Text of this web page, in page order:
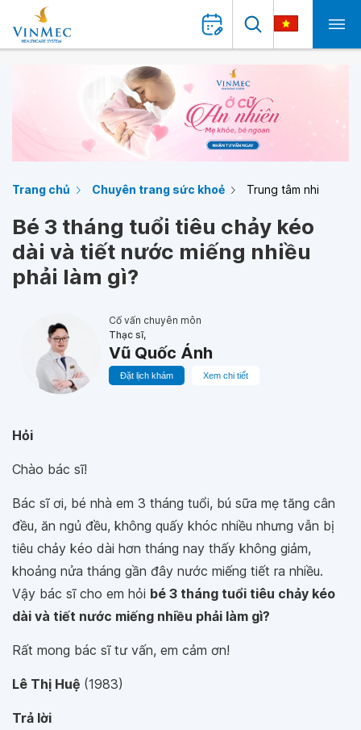
Trang chủ Chuyên trang sức khoẻ Trung tâm nhi
Bé 3 tháng tuổi tiêu chảy kéo
dài và tiết nước miếng nhiều
phải làm gì?
Cố vấn chuyên môn
Thạc sĩ,
Vũ Quốc Ánh
Đặt lịch khám Xem chi tiết
Hỏi
Chào bác sĩ!
Bác sĩ ơi, bé nhà em 3 tháng tuổi, bú sữa mẹ tăng cân
đều, ăn ngủ đều, không quấy khóc nhiều nhưng vẫn bị
tiêu chảy kéo dài hơn tháng nay thấy không giảm,
khoảng nửa tháng gần đây nước miếng tiết ra nhiều.
Vậy bác sĩ cho em hỏi bé 3 tháng tuổi tiêu chảy kéo
dài và tiết nước miếng nhiều phải làm gì?
Rất mong bác sĩ tư vấn, em cảm ơn!
Lê Thị Huệ (1983)
Trả lời